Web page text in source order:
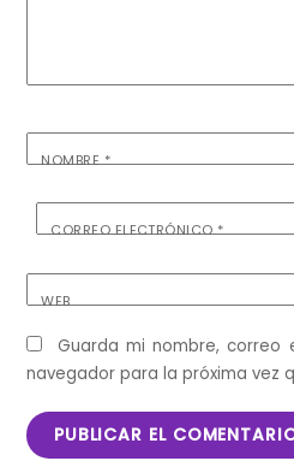
NOMBRE*
CORREO ELECTRÓNICO*
WEB
Guarda mi nombre,
navegador para la próxima vez